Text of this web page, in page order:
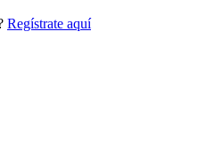
Regístrate aquí